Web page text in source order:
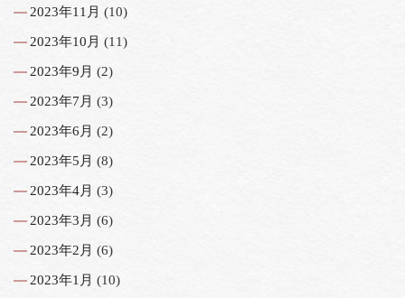
2023年11月 (10)
2023年10月 (11)
2023年9月 (2)
2023年7月 (3)
2023年6月 (2)
2023年5月 (8)
2023年4月 (3)
2023年3月 (6)
2023年2月 (6)
2023年1月 (10)